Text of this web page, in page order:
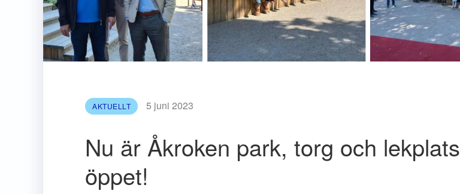
AKTUELLT 5 juni 2023
Nu är Åkroken park, torg och lekplats
öppet!